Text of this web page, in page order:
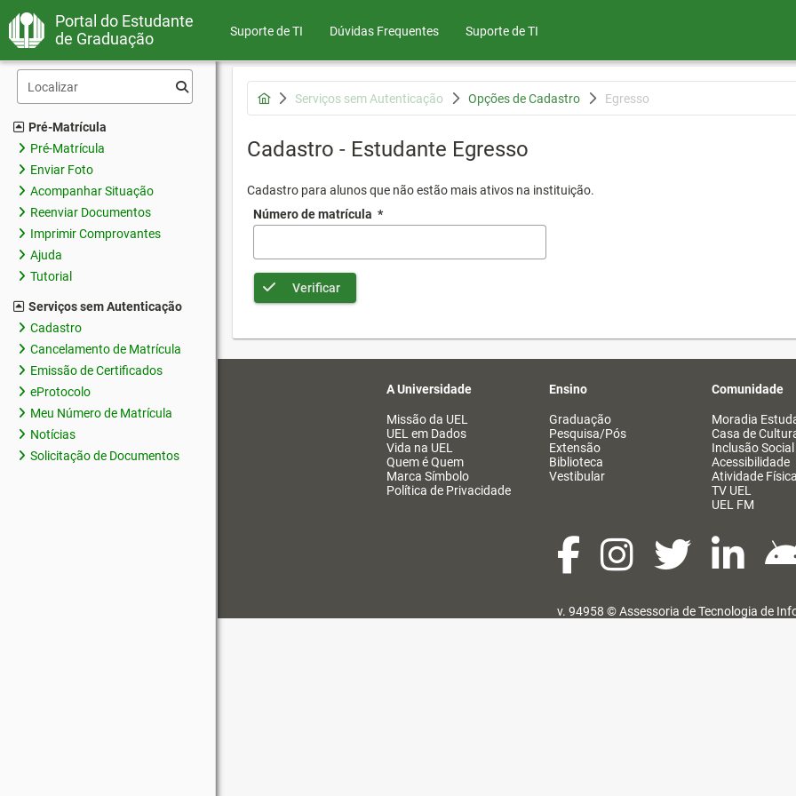
Portal do Estudante
de Graduação
Suporte de TI Dúvidas Frequentes Suporte de TI
Pré-Matrícula
Pré-Matrícula
Enviar Foto
Acompanhar Situação
Reenviar Documentos
Imprimir Comprovantes
Ajuda
Tutorial
Serviços sem Autenticação
Cadastro
Cancelamento de Matrícula
Emissão de Certificados
eProtocolo
Meu Número de Matrícula
Notícias
Solicitação de Documentos
Serviços sem Autenticação Opções de Cadastro Egresso
Cadastro - Estudante Egresso
Cadastro para alunos que não estão mais ativos na instituição.
Número de matrícula *
Verificar
A Universidade
Missão da UEL
UEL em Dados
Vida na UEL
Quem é Quem
Marca Símbolo
Política de Privacidade
Ensino
Graduação
Pesquisa/Pós
Extensão
Biblioteca
Vestibular
Comunidade
Moradia
Casa de
Inclusão Social
Acessibilidade
Atividade Física
TV UEL
UEL FM
v. 94958 ©Assessoria de Tecnologia de